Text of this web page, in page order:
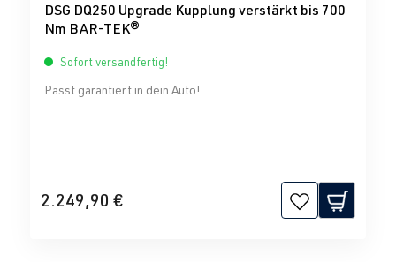
DSG DQ250 Upgrade Kupplung verstärkt bis 700
Nm BAR-TEK®
Sofort versandfertig!
Passt garantiert in dein Auto!
2.249,90 €